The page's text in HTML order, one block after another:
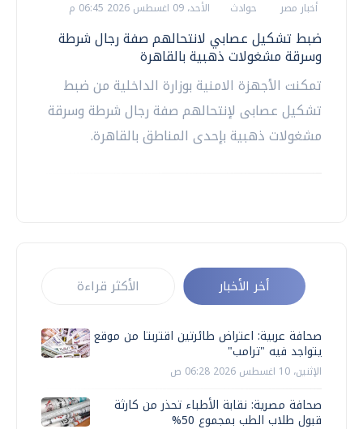
أخبار مصر حوادث الأحد، 09 اغسطس 2026 06:45 م
ضبط تشكيل عصابي لانتحالهم صفة رجال شرطة
وسرقة مشغولات ذهبية بالقاهرة
تمكنت الأجهزة الامنية بوزارة الداخلية من ضبط
تشكيل عصابى لإنتحالهم صفة رجال شرطة وسرقة
مشغولات ذهبية بإحدى المناطق بالقاهرة.
أخر الأخبار الأكثر قراءة
صحافة عربية: اعتراض طائرتين اقتربتا من موقع
يتواجد فيه "ترامب"
الإثنين، 10 اغسطس 2026 06:28 ص
صحافة مصرية: نقابة الأطباء تحذر من كارثة
قبول طلاب الطب بمجموع 50%